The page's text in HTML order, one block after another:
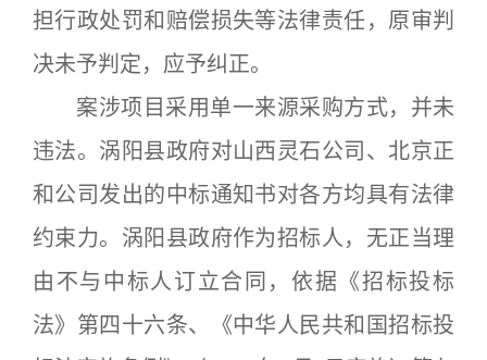
担行政处罚和赔偿损失等法律责任，原审判
决未予判定，应予纠正。
案涉项目采用单一来源采购方式，并未
违法。涡阳县政府对山西灵石公司、北京正
和公司发出的中标通知书对各方均具有法律
约束力。涡阳县政府作为招标人，无正当理
由不与中标人订立合同，依据《招标投标
法》第四十六条、《中华人民共和国招标投